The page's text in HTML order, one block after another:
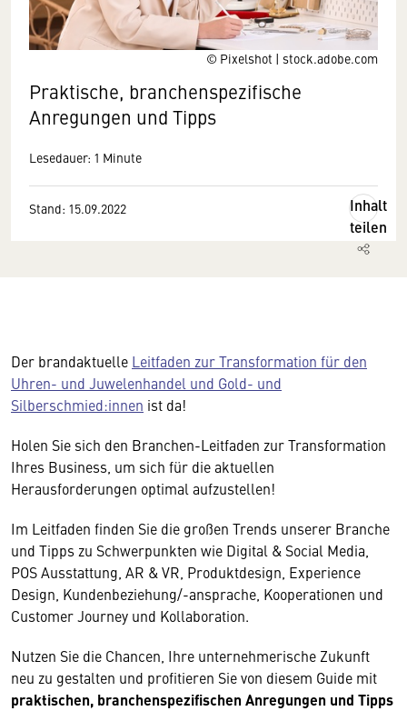
© Pixelshot | stock.adobe.com
Praktische, branchenspezifische
Anregungen und Tipps
Lesedauer: 1 Minute
Stand: 15.09.2022
Inhalt
teilen
Der brandaktuelle Leitfaden zur Transformation für den
Uhren- und Juwelenhandel und Gold- und
Silberschmied:innen ist da!
Holen Sie sich den Branchen-Leitfaden zur Transformation
Ihres Business, um sich für die aktuellen
Herausforderungen optimal aufzustellen!
Im Leitfaden finden Sie die großen Trends unserer Branche
und Tipps zu Schwerpunkten wie Digital & Social Media,
POS Ausstattung, AR & VR, Produktdesign, Experience
Design, Kundenbeziehung/-ansprache, Kooperationen und
Customer Journey und Kollaboration.
Nutzen Sie die Chancen, Ihre unternehmerische Zukunft
neu zu gestalten und profitieren Sie von diesem Guide mit
praktischen, branchenspezifischen Anregungen und Tipps